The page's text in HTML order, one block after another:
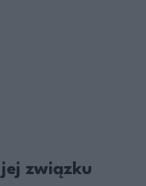
związku